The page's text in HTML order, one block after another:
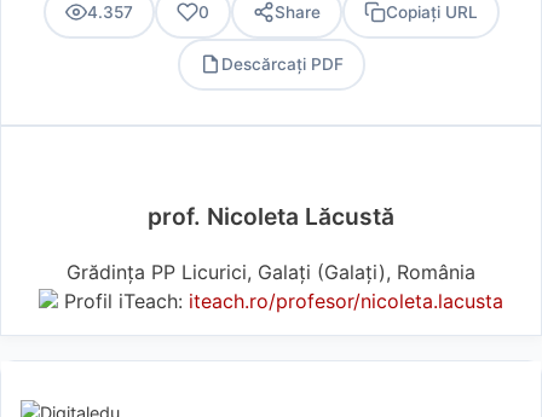
4.357 0 Share Copiați URL
Descărcați PDF
prof. Nicoleta Lăcustă
Grădința PP Licurici, Galați (Galaţi), România
Profil iTeach: iteach.ro/profesor/nicoleta.lacusta